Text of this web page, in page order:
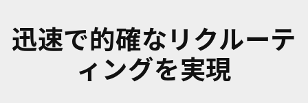
迅速で的確なリクルーテ
ィングを実現